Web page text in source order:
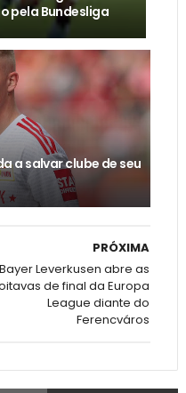
pela Bundesliga
a salvar clube de seu
PRÓXIMA
Bayer Leverkusen abre as
de final da Europa
League diante do
Ferencváros